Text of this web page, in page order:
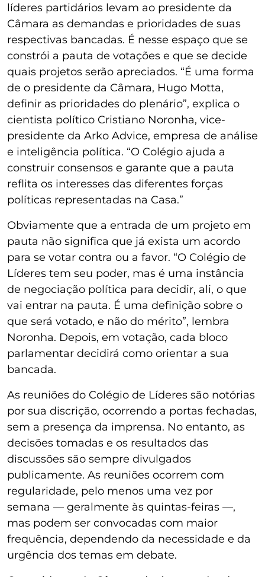
líderes partidários levam ao presidente da
Câmara as demandas e prioridades de suas
respectivas bancadas. É nesse espaço que se
constrói a pauta de votações e que se decide
quais projetos serão apreciados. “É uma forma
de o presidente da Câmara, Hugo Motta,
definir as prioridades do plenário”, explica o
cientista político Cristiano Noronha, vice-
presidente da Arko Advice, empresa de análise
e inteligência política. “O Colégio ajuda a
construir consensos e garante que a pauta
reflita os interesses das diferentes forças
políticas representadas na Casa.”
Obviamente que a entrada de um projeto em
pauta não significa que já exista um acordo
para se votar contra ou a favor. “O Colégio de
Líderes tem seu poder, mas é uma instância
de negociação política para decidir, ali, o que
vai entrar na pauta. É uma definição sobre o
que será votado, e não do mérito”, lembra
Noronha. Depois, em votação, cada bloco
parlamentar decidirá como orientar a sua
bancada.
As reuniões do Colégio de Líderes são notórias
por sua discrição, ocorrendo a portas fechadas,
sem a presença da imprensa. No entanto, as
decisões tomadas e os resultados das
discussões são sempre divulgados
publicamente. As reuniões ocorrem com
regularidade, pelo menos uma vez por
semana — geralmente às quintas-feiras —,
mas podem ser convocadas com maior
frequência, dependendo da necessidade e da
urgência dos temas em debate.